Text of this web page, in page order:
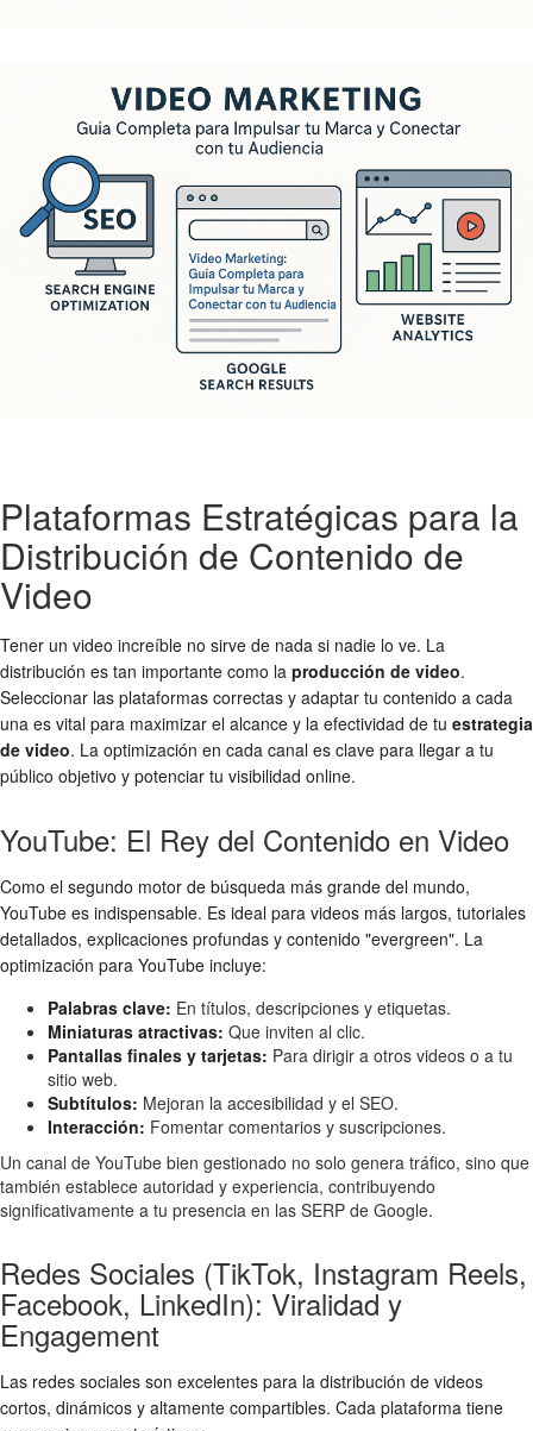
Plataformas Estratégicas para la
Distribución de Contenido de
Video
Tener un video increíble no sirve de nada si nadie lo ve. La
distribución es tan importante como la producción de video.
Seleccionar las plataformas correctas y adaptar tu contenido a cada
una es vital para maximizar el alcance y la efectividad de tu estrategia
de video. La optimización en cada canal es clave para llegar a tu
público objetivo y potenciar tu visibilidad online.
YouTube: El Rey del Contenido en Video
Como el segundo motor de búsqueda más grande del mundo,
YouTube es indispensable. Es ideal para videos más largos, tutoriales
detallados, explicaciones profundas y contenido "evergreen". La
optimización para YouTube incluye:
Palabras clave: En títulos, descripciones y etiquetas.
Miniaturas atractivas: Que inviten al clic.
Pantallas finales y tarjetas: Para dirigir a otros videos o a tu
sitio web.
Subtítulos: Mejoran la accesibilidad y el SEO.
Interacción: Fomentar comentarios y suscripciones.
Un canal de YouTube bien gestionado no solo genera tráfico, sino que
también establece autoridad y experiencia, contribuyendo
significativamente a tu presencia en las SERP de Google.
Redes Sociales (TikTok, Instagram Reels,
Facebook, LinkedIn): Viralidad y
Engagement
Las redes sociales son excelentes para la distribución de videos
cortos, dinámicos y altamente compartibles. Cada plataforma tiene